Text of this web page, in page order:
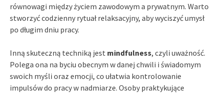
równowagi między życiem zawodowym a prywatnym. Warto
stworzyć codzienny rytuał relaksacyjny, aby wyciszyć umysł
po długim dniu pracy.
Inną skuteczną techniką jest mindfulness, czyli uważność.
Polega ona na byciu obecnym w danej chwili i świadomym
swoich myśli oraz emocji, co ułatwia kontrolowanie
impulsów do pracy w nadmiarze. Osoby praktykujące